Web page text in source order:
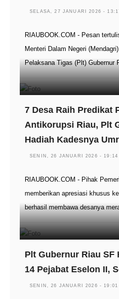
SELASA, 27 JANUARI 2026 -
RIAUBOOK.COM - Pesan
Menteri Dalam Negeri
Pelaksana Tigas (Plt) Gubernur
7 Desa Raih Predikat
Antikorupsi Riau, Plt
Hadiah Kadesnya
SENIN, 26 JANUARI 2026 - 19:14
RIAUBOOK.COM - Pihak
memberikan apresiasi khusus
berhasil membawa desanya
Plt Gubernur Riau SF
14 Pejabat Eselon II,
SENIN, 26 JANUARI 2026 - 19:01